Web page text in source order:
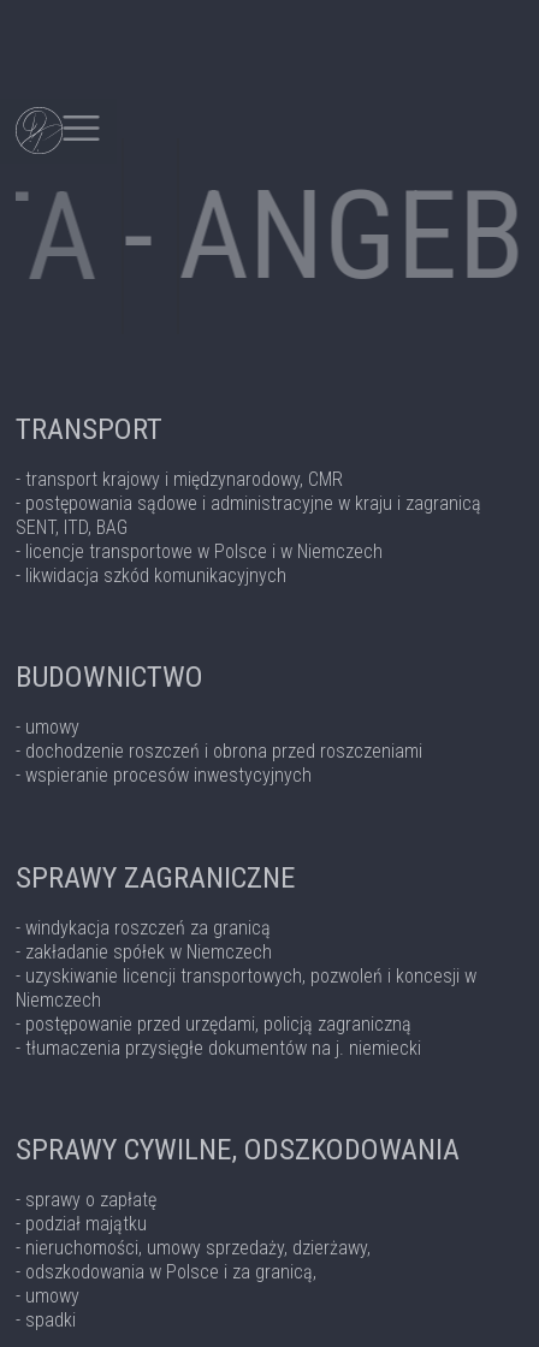
-
TRANSPORT
- transport krajowy i międzynarodowy, CMR
- postępowania sądowe i administracyjne w kraju i zagranicą
SENT, ITD, BAG
- licencje transportowe w Polsce i w Niemczech
- likwidacja szkód komunikacyjnych
BUDOWNICTWO
- umowy
- dochodzenie roszczeń i obrona przed roszczeniami
- wspieranie procesów inwestycyjnych
SPRAWY ZAGRANICZNE
- windykacja roszczeń za granicą
- zakładanie spółek w Niemczech
- uzyskiwanie licencji transportowych, pozwoleń i koncesji w
Niemczech
- postępowanie przed urzędami, policją zagraniczną
- tłumaczenia przysięgłe dokumentów na j. niemiecki
SPRAWY CYWILNE, ODSZKODOWANIA
- sprawy o zapłatę
- podział majątku
- nieruchomości, umowy sprzedaży, dzierżawy,
- odszkodowania w Polsce i za granicą,
- umowy
- spadki